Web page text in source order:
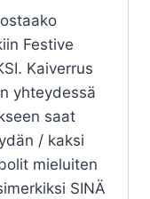
Festive
Kaiverrus
yhteydessä
saat
/ kaksi
mieluiten
SINÄ